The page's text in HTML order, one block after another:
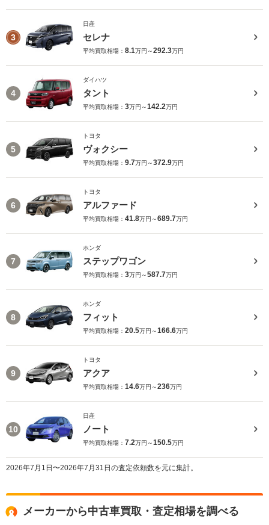
3
日産
セレナ
平均買取相場： 8.1万円～292.3万円
4
ダイハツ
タント
平均買取相場： 3万円～142.2万円
5
トヨタ
ヴォクシー
平均買取相場： 9.7万円～372.9万円
6
トヨタ
アルファード
平均買取相場： 41.8万円～689.7万円
7
ホンダ
ステップワゴン
平均買取相場： 3万円～587.7万円
8
ホンダ
フィット
平均買取相場： 20.5万円～166.6万円
9
トヨタ
アクア
平均買取相場： 14.6万円～236万円
10
日産
ノート
平均買取相場： 7.2万円～150.5万円
2026年7月1日〜2026年7月31日の査定依頼数を元に集計。
メーカーから中古車買取・査定相場を調べる